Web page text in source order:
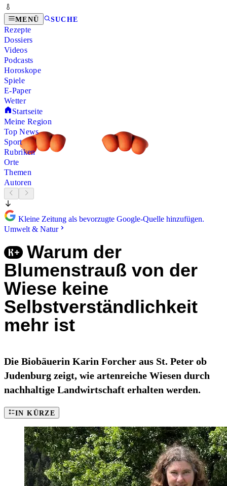
MENÜ SUCHE
Rezepte
Dossiers
Videos
Podcasts
Horoskope
Spiele
E-Paper
Wetter
Startseite
Meine Region
Top News
Sport
Rubriken
Orte
Themen
Autoren
Kleine Zeitung als bevorzugte Google-Quelle hinzufügen.
Umwelt & Natur
Warum der
Blumenstrauß von der
Wiese keine
Selbstverständlichkeit
mehr ist
Die Biobäuerin Karin Forcher aus St. Peter ob
Judenburg zeigt, wie artenreiche Wiesen durch
nachhaltige Landwirtschaft erhalten werden.
IN KÜRZE